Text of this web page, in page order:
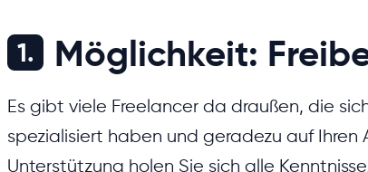
1. Möglichkeit:
Es gibt viele Freelancer da draußen, die
spezialisiert haben und geradezu auf
Unterstützung holen Sie sich alle